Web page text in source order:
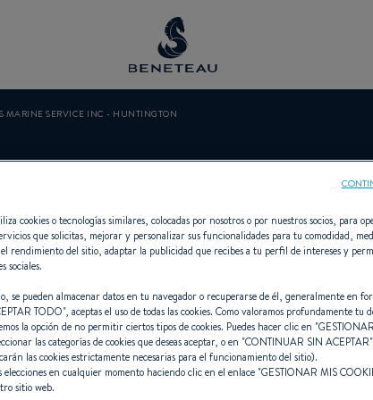
MARINE SERVICE INC - HUNTINGTON
Vela, First para
cookies o tecnologías similares, colocadas por nosotros o por nuestros socios, para
que solicitas, mejorar y personalizar sus funcionalidades para tu comodidad,
rendimiento del sitio, adaptar la publicidad que recibes a tu perfil de intereses y
sociales.
se pueden almacenar datos en tu navegador o recuperarse de él, generalmente en
TODO", aceptas el uso de todas las cookies. Como valoramos profundamente tu
la opción de no permitir ciertos tipos de cookies. Puedes hacer clic en "
las categorías de cookies que deseas aceptar, o en "CONTINUAR SIN ACEPTAR
las cookies estrictamente necesarias para el funcionamiento del sitio).
elecciones en cualquier momento haciendo clic en el enlace "GESTIONAR MIS
sitio web.